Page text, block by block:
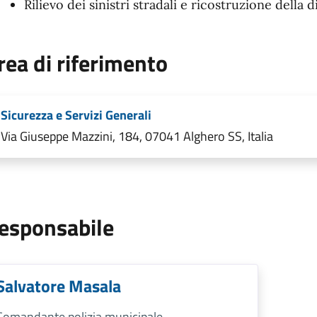
Rilievo dei sinistri stradali e ricostruzione della
di riferimento
Sicurezza e Servizi Generali
Via Giuseppe Mazzini, 184, 07041 Alghero SS, Italia
Masala